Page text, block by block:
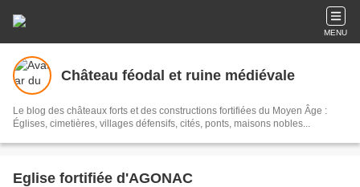
MENU
Château féodal et ruine médiévale
Le blog des châteaux forts et des constructions fortifiées du Moyen Âge :
Églises, cimetières, villages défensifs, cités, ponts, maisons nobles...
Eglise fortifiée d'AGONAC